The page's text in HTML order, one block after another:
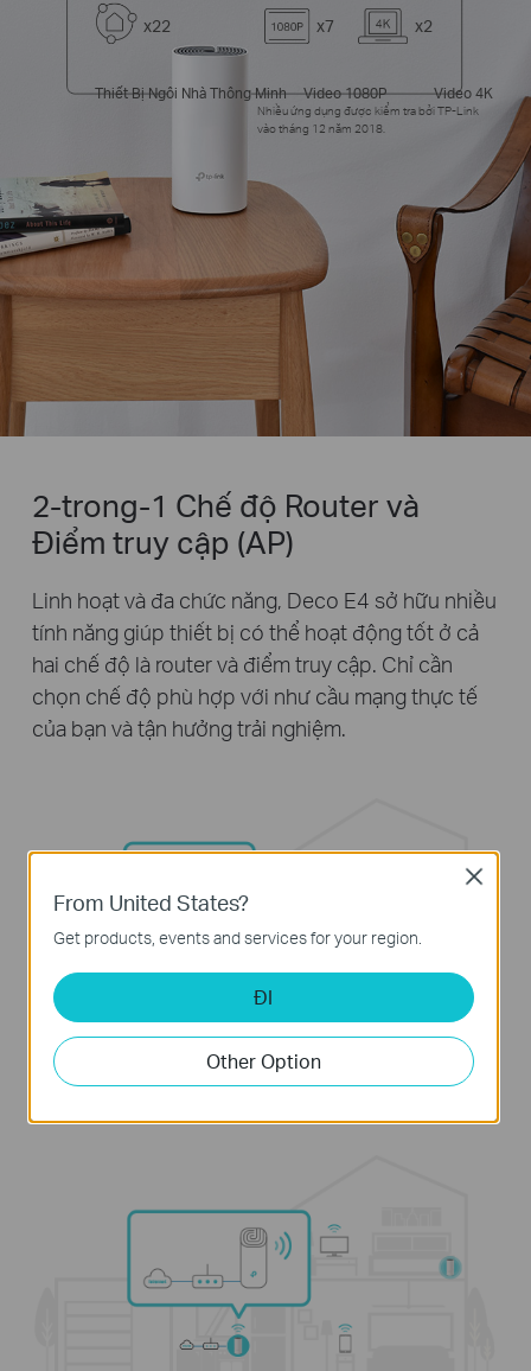
Thiết Bị Ngôi Nhà Thông Minh
x22
Video 1080P
x7
Video 4K
x2
Nhiều ứng dụng được kiểm tra bởi TP-Link
vào tháng 12 năm 2018.
2-trong-1 Chế độ Router và
Điểm truy cập (AP)
Linh hoạt và đa chức năng, Deco E4 sở hữu nhiều
tính năng giúp thiết bị có thể hoạt động tốt ở cả
hai chế độ là router và điểm truy cập. Chỉ cần
chọn chế độ phù hợp với như cầu mạng thực tế
của bạn và tận hưởng trải nghiệm.
Router (Mặc định))
Ngay lập tức tạo ra mạng
From United States?
Get products, events and services for your region.
ĐI
Other Option
Close